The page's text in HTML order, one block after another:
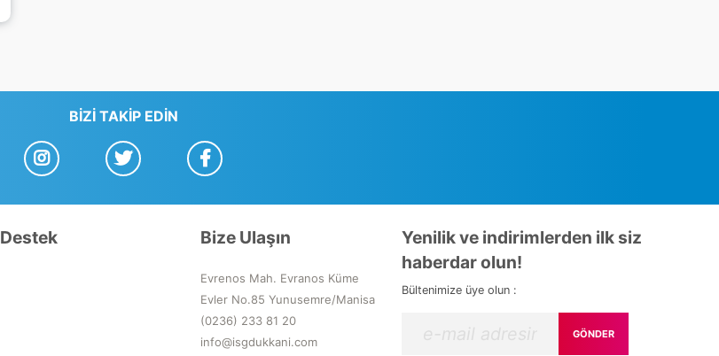
BIZI TAKIP EDIN
Destek Bize Ulaşın
Evrenos Mah. Evranos Küme
Evler No.85 Yunusemre/Manisa
(0236) 233 81 20
info@isgdukkani.com
Yenilik ve indirimlerden ilk siz
haberdar olun!
Bültenimize üye olun :
GÖNDER